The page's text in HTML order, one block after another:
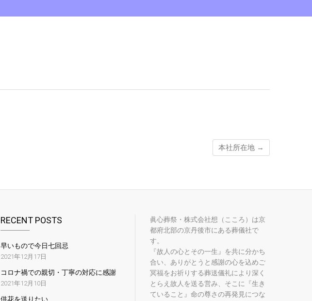
本社所在地 →
RECENT POSTS
早いもので今日七回忌
2021年12月17日
コロナ禍での親切・丁寧の対応に感謝
2021年12月10日
供花を送りたい
眞心葬祭・株式会社想（こころ）は京
都府北部の京丹後市にある葬儀社で
す。
『故人の心とその一生』を共に分かち
合い、ありがとうと感謝の心を込めご
冥福をお祈りする葬送儀礼により深く
とらえ故人を送る営み、そこに『生き
ていること』命の尊さの再発見につな